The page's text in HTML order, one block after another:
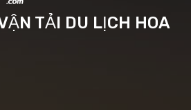
TẢI DU LỊCH HOA